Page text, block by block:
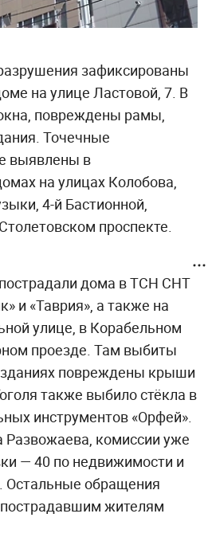
зафиксированы
на улице Ластовой, 7. В
повреждены рамы,
Точечные
выявлены в
на улицах Колобова,
4-й Бастионной,
проспекте.
дома в ТСН СНТ
и «Таврия», а также на
улице, в Корабельном
проезде. Там выбиты
зданиях повреждены крыши
также выбило стёкла в
инструментов «Орфей».
комиссии уже
— 40 по недвижимости и
Остальные обращения
жителям